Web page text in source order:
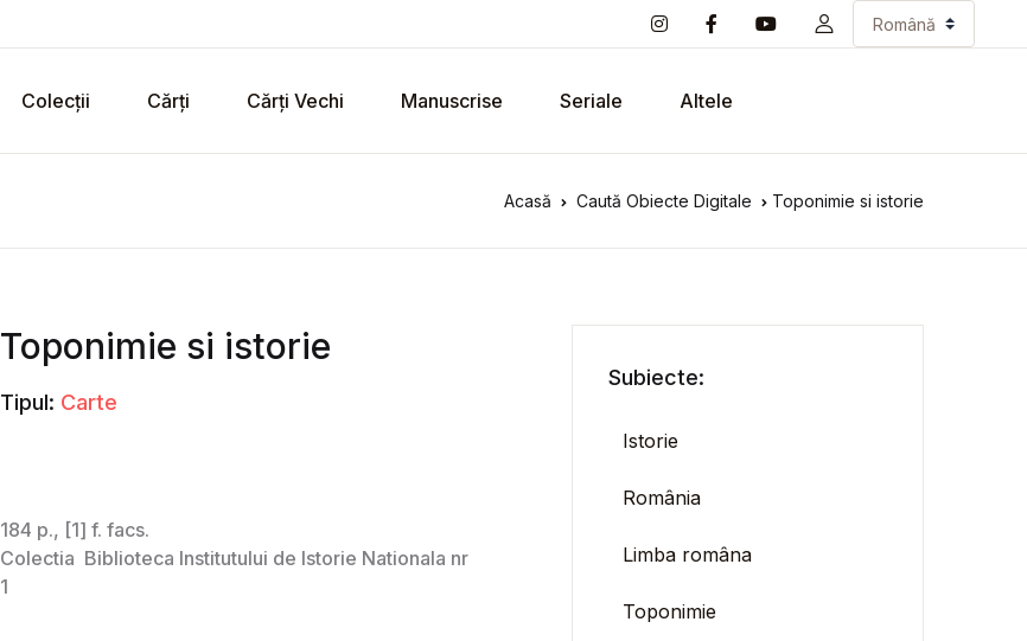
Colecții Cărți Cărți Vechi Manuscrise Seriale Altele
Acasă Caută Obiecte Digitale Toponimie si istorie
Toponimie si istorie
Tipul: Carte
Subiecte:
Istorie
România
Limba româna
Toponimie